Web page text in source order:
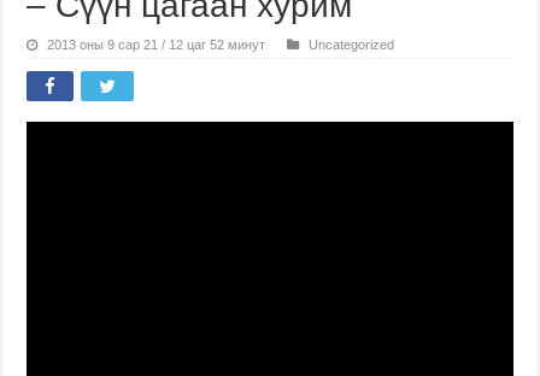
2013 оны 9 сар 21 / 12 цаг 52 минут Uncategorized